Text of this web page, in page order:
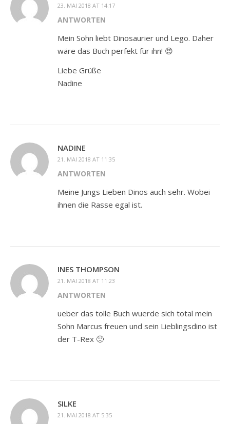
23. MAI 2018 AT 14:17
ANTWORTEN
Mein Sohn liebt Dinosaurier und Lego. Daher
wäre das Buch perfekt für ihn! 😍
Liebe Grüße
Nadine
NADINE
21. MAI 2018 AT 11:35
ANTWORTEN
Meine Jungs Lieben Dinos auch sehr. Wobei
ihnen die Rasse egal ist.
INES THOMPSON
21. MAI 2018 AT 11:23
ANTWORTEN
ueber das tolle Buch wuerde sich total mein
Sohn Marcus freuen und sein Lieblingsdino ist
der T-Rex 🙂
SILKE
21. MAI 2018 AT 5:35